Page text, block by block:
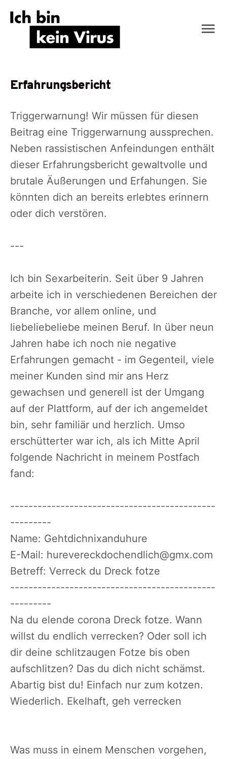
content
Erfahrungsbericht
Triggerwarnung! Wir müssen für diesen
Beitrag eine Triggerwarnung aussprechen.
Neben rassistischen Anfeindungen enthält
dieser Erfahrungsbericht gewaltvolle und
brutale Äußerungen und Erfahungen. Sie
könnten dich an bereits erlebtes erinnern
oder dich verstören.
---
Ich bin Sexarbeiterin. Seit über 9 Jahren
arbeite ich in verschiedenen Bereichen der
Branche, vor allem online, und
liebeliebeliebe meinen Beruf. In über neun
Jahren habe ich noch nie negative
Erfahrungen gemacht - im Gegenteil, viele
meiner Kunden sind mir ans Herz
gewachsen und generell ist der Umgang
auf der Plattform, auf der ich angemeldet
bin, sehr familiär und herzlich. Umso
erschütterter war ich, als ich Mitte April
folgende Nachricht in meinem Postfach
fand:
---------------------------------------------
---------
Name: Gehtdichnixanduhure
E-Mail: hurevereckdochendlich@gmx.com
Betreff: Verreck du Dreck fotze
---------------------------------------------
---------
Na du elende corona Dreck fotze. Wann
willst du endlich verrecken? Oder soll ich
dir deine schlitzaugen Fotze bis oben
aufschlitzen? Das du dich nicht schämst.
Abartig bist du! Einfach nur zum kotzen.
Wiederlich. Ekelhaft, geh verrecken
Was muss in einem Menschen vorgehen,